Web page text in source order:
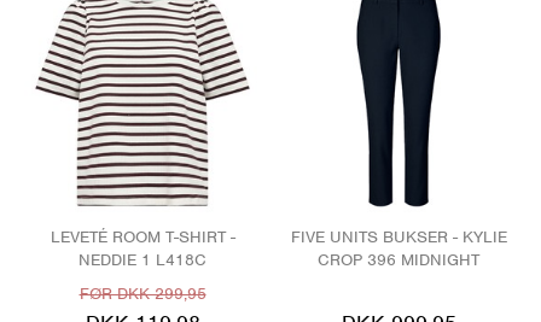
LEVETÉ ROOM T-SHIRT -
NEDDIE 1 L418C
FØR DKK 299,95
FIVE UNITS BUKSER - KYLIE
CROP 396 MIDNIGHT